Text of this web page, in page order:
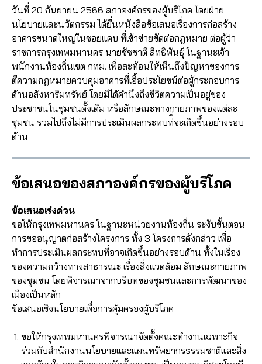
วันที่ 20 กันยายน 2566 สภาองค์กรของผู้บริโภค โดยฝ่าย
นโยบายและนวัตกรรม ได้ยื่นหนังสือข้อเสนอเรื่องการก่อสร้าง
อาคารขนาดใหญ่ในซอยแคบ ที่เข้าข่ายขัดต่อกฎหมาย ต่อผู้ว่า
ราชการกรุงเทพมหานคร นายชัชชาติ สิทธิพันธุ์ ในฐานะเจ้า
พนักงานท้องถิ่นเขต กทม. เพื่อสะท้อนให้เห็นถึงปัญหาของการ
ตีความกฎหมายควบคุมอาคารที่เอื้อประโยชน์ต่อผู้กระกอบการ
ด้านอสังหาริมทรัพย์ โดยมิได้คำนึงถึงชีวิตความเป็นอยู่ของ
ประชาชนในชุมชนดั้งเดิม หรือลักษณะทางกายภาพของแต่ละ
ชุมชน รวมไปถึงไม่มีการประเมินผลกระทบท่ี่จะเกิดขึ้นอย่างรอบ
ด้าน
ข้อเสนอของสภาองค์กรของผู้บริโภค
ข้อเสนอเร่งด่วน
ขอให้กรุงเทพมหานคร ในฐานะหน่วยงานท้องถิ่น ระงับขั้นตอน
การขออนุญาตก่อสร้างโครงการ ทั้ง 3 โครงการดังกล่าว เพื่อ
ทำการประเมินผลกระทบที่อาจเกิดขึ้นอย่างรอบด้าน ทั้งในเรื่อง
ของความกว้างทางสาธารณะ เรื่องสิ่งแวดล้อม ลักษณะกายภาพ
ของชุมชน โดยพิจารณาจากบริบทของชุมชนและการพัฒนาของ
เมืองเป็นหลัก
ข้อเสนอเชิงนโยบายเพื่อการคุ้มครองผู้บริโภค
ขอให้กรุงเทพมหานครพิจารณาจัดตั้งคณะทำงานเฉพาะกิจ
ร่วมกับสำนักงานนโยบายและแผนทรัพยากรธรรมชาติและสิ่ง